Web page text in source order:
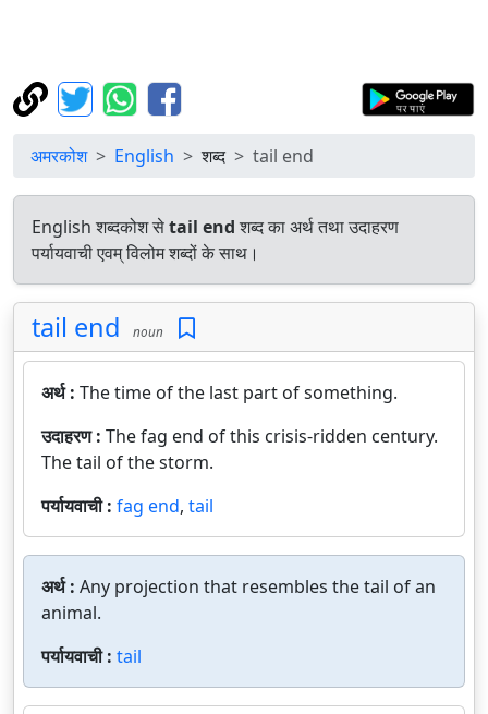
अमरकोश English शब्द tail end
English शब्दकोश सेtail endशब्द का अर्थ तथा उदाहरण
पर्यायवाची एवम् विलोम शब्दों के साथ।
tail end noun
अर्थ : The time of the last part of something.
उदाहरण : The fag end of this crisis-ridden century.
The tail of the storm.
पर्यायवाची : fag end, tail
अर्थ : Any projection that resembles the tail of an
animal.
पर्यायवाची : tail